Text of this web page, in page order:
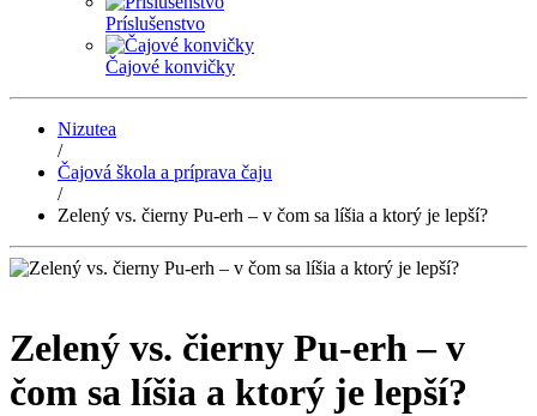
Príslušenstvo
Čajové konvičky
Nizutea
/
Čajová škola a príprava čaju
/
Zelený vs. čierny Pu-erh – v čom sa líšia a ktorý je lepší?
Zelený vs. čierny Pu-erh – v
čom sa líšia a ktorý je lepší?